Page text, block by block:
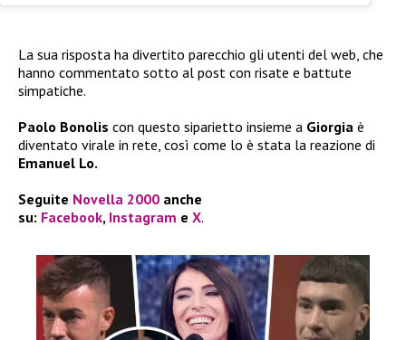
La sua risposta ha divertito parecchio gli utenti del web, che
hanno commentato sotto al post con risate e battute
simpatiche.
Paolo Bonolis con questo siparietto insieme a Giorgia è
diventato virale in rete, così come lo è stata la reazione di
Emanuel Lo.
Seguite Novella 2000 anche
su: Facebook, Instagram e X.